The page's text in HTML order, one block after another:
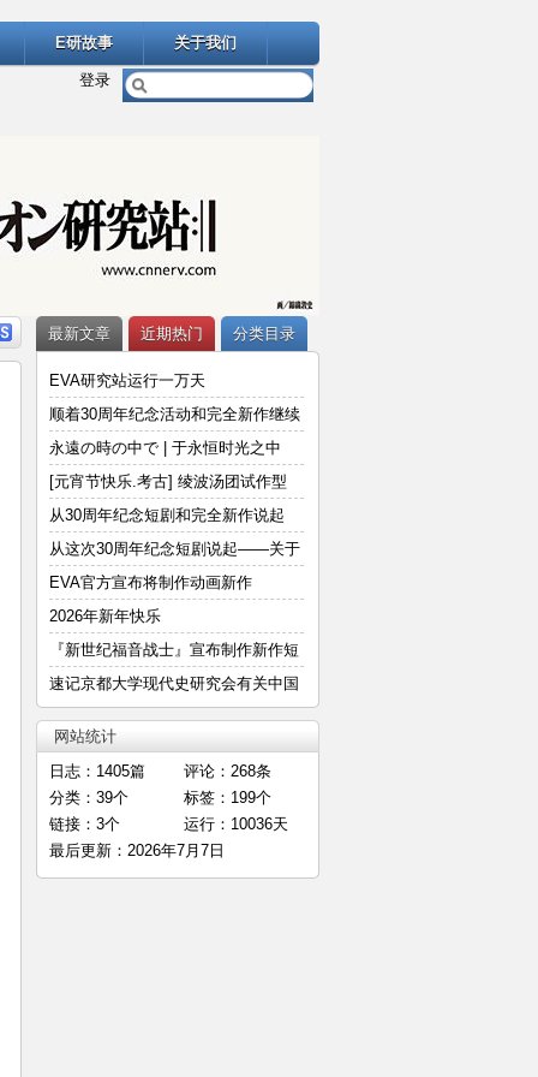
E研故事 关于我们
登录
最新文章 近期热门 分类目录
EVA研究站运行一万天
顺着30周年纪念活动和完全新作继续
说
永遠の時の中で | 于永恒时光之中
[元宵节快乐.考古] 绫波汤团试作型
从30周年纪念短剧和完全新作说起
—
从这次30周年纪念短剧说起——关于
明
EVA官方宣布将制作动画新作
2026年新年快乐
『新世纪福音战士』宣布制作新作短
篇
速记京都大学现代史研究会有关中国
E
网站统计
日志：1405篇
评论：268条
分类：39个
标签：199个
链接：3个
运行：10036天
最后更新：2026年7月7日